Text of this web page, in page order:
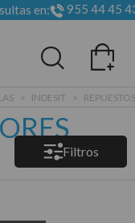
en: 955 44 45
> INDESIT > REPUESTOS
Filtros